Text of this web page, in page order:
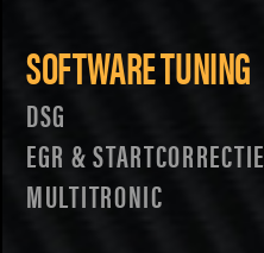
SOFTWARE TUNING
DSG
EGR & STARTCORRECTIE
MULTITRONIC